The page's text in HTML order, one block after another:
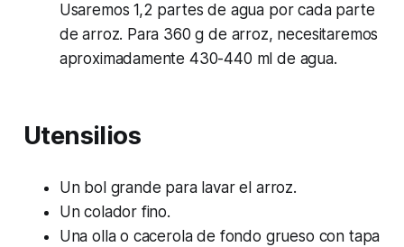
Usaremos 1,2 partes de agua por cada parte
de arroz. Para 360 g de arroz, necesitaremos
aproximadamente 430-440 ml de agua.
Utensilios
Un bol grande para lavar el arroz.
Un colador fino.
Una olla o cacerola de fondo grueso con tapa